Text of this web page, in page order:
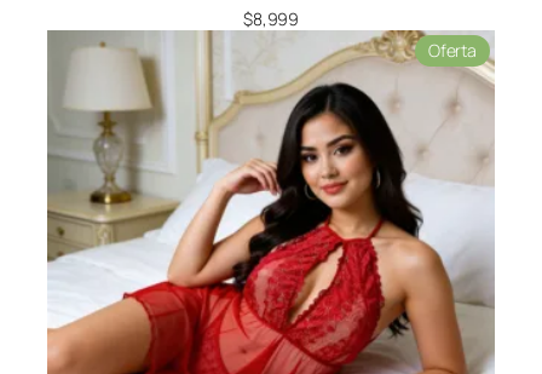
$8,999
Oferta
en
oferta